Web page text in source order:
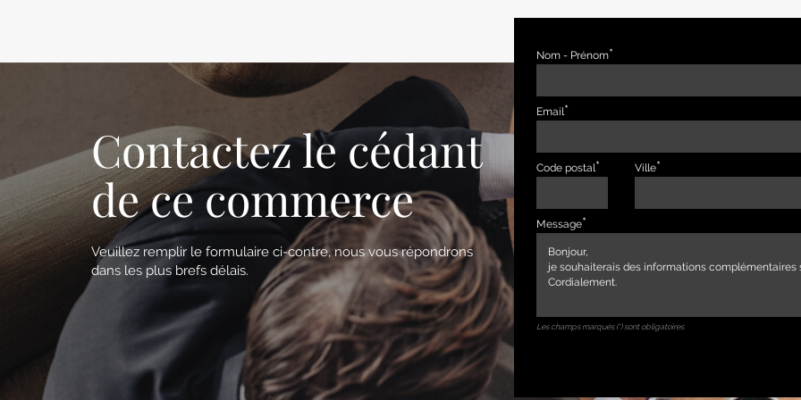
Contactez le cédant
de ce commerce
Veuillez remplir le formulaire ci-contre, nous vous répondrons
dans les plus brefs délais.
Nom - Prénom
Email
Code postal Ville
Message
Les champs marqués (*) sont obligatoires